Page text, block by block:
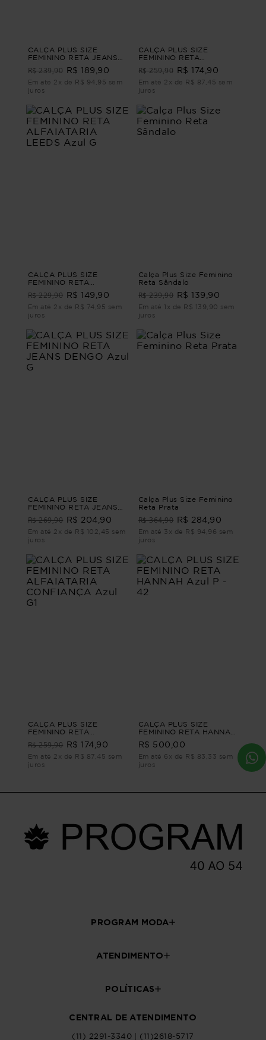
CALÇA PLUS SIZE
FEMININO RETA JEANS
FRADES Azul G2
R$ 239,90 R$ 189,90
Em até 2x de R$ 94,95 sem
juros
CALÇA PLUS SIZE
FEMININO RETA
ALFAIATARIA JONES Azul
G2
R$ 259,90 R$ 174,90
Em até 2x de R$ 87,45 sem
juros
CALÇA PLUS SIZE
FEMININO RETA
ALFAIATARIA LEEDS Azul
G
R$ 229,90 R$ 149,90
Em até 2x de R$ 74,95 sem
juros
Calça Plus Size Feminino
Reta Sândalo
R$ 239,90 R$ 139,90
Em até 1x de R$ 139,90 sem
juros
CALÇA PLUS SIZE
FEMININO RETA JEANS
DENGO Azul G
R$ 269,90 R$ 204,90
Em até 2x de R$ 102,45 sem
juros
Calça Plus Size Feminino
Reta Prata
R$ 364,90 R$ 284,90
Em até 3x de R$ 94,96 sem
juros
CALÇA PLUS SIZE
FEMININO RETA
ALFAIATARIA
CONFIANÇA Azul G1
R$ 259,90 R$ 174,90
Em até 2x de R$ 87,45 sem
juros
CALÇA PLUS SIZE
FEMININO RETA HANNAH
Azul P - 42
R$ 500,00
Em até 6x de R$ 83,33 sem
juros